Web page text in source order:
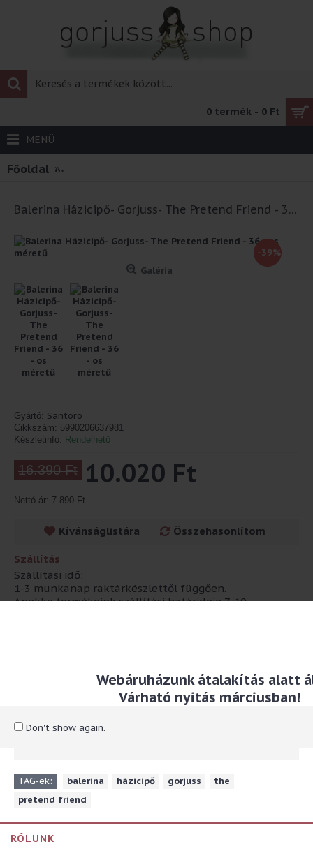
Webáruházunk átalakítás alatt
Várható nyitás márciusban!
Don't show again.
0 termék - 0 Ft
MENÜ
Főoldal Balerina Házicipő- Gorjuss- The Pretend
Balerina Házicipő- Gorjuss- The Pretend Friend - 36 - os méretű
-39%
Galéria
Gyártó: Santoro
Cikkszám: 5990206637981
Készletinfó: Rendelhető
16.390 Ft 10.020 Ft
Nettó ár: 7.890 Ft
Kívánságlistára Összehasonlítom
Szállítás
Szállítási idő:
1-3 munkanap raktárkészlettől függően.
Anekke termékeink szállítási határideje 7-10
Finom puha anyagból készült balerina házicipő Gorjuss
motívummal. Elegáns finom parfümmel illatosított díszdobozba
Belső talphossz: 23 cm
TAG-ek: balerina házicipő gorjuss the
pretend friend
RÓLUNK